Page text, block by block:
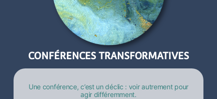
CONFÉRENCES TRANSFORMATIVES
Une conférence, c’est un déclic : voir autrement pour
agir différemment.